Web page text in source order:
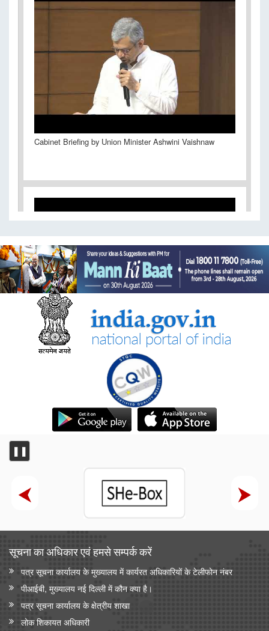
Cabinet Briefing by Union Minister Ashwini Vaishnaw
Cabinet Briefing by Union Minister Ashwini Vaishnaw
❚❚
सूचना का अधिकार एवं हमसे सम्‍पर्क करें
पत्र सूचना कार्यालय के मुख्यालय में कार्यरत अधिकारियों के टेलीफोन नंबर
पीआईबी, मुख्यालय नई दिल्ली में कौन क्या है।
पत्र सूचना कार्यालय के क्षेत्रीय शाखा
लोक शिकायत अधिकारी